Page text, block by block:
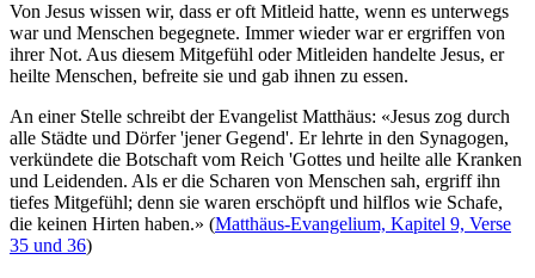
Von Jesus wissen wir, dass er oft Mitleid hatte, wenn es unterwegs
war und Menschen begegnete. Immer wieder war er ergriffen von
ihrer Not. Aus diesem Mitgefühl oder Mitleiden handelte Jesus, er
heilte Menschen, befreite sie und gab ihnen zu essen.
An einer Stelle schreibt der Evangelist Matthäus: «Jesus zog durch
alle Städte und Dörfer 'jener Gegend'. Er lehrte in den Synagogen,
verkündete die Botschaft vom Reich 'Gottes und heilte alle Kranken
und Leidenden. Als er die Scharen von Menschen sah, ergriff ihn
tiefes Mitgefühl; denn sie waren erschöpft und hilflos wie Schafe,
die keinen Hirten haben.» (Matthäus-Evangelium, Kapitel 9, Verse
35 und 36)